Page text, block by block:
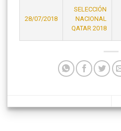
28/07/2018
SELECCIÓN
NACIONAL
QATAR 2018